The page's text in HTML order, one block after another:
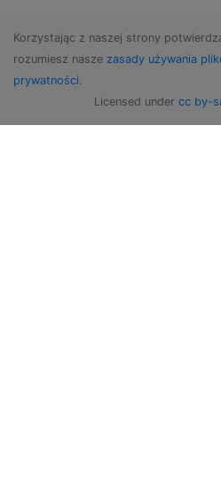
Korzystając z naszej strony
rozumiesz nasze zasady używania
prywatności.
Licensed under cc by-